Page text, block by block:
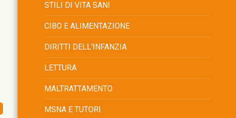
STILI DI VITA SANI
CIBO E ALIMENTAZIONE
DIRITTI DELL'INFANZIA
LETTURA
MALTRATTAMENTO
MSNA E TUTORI